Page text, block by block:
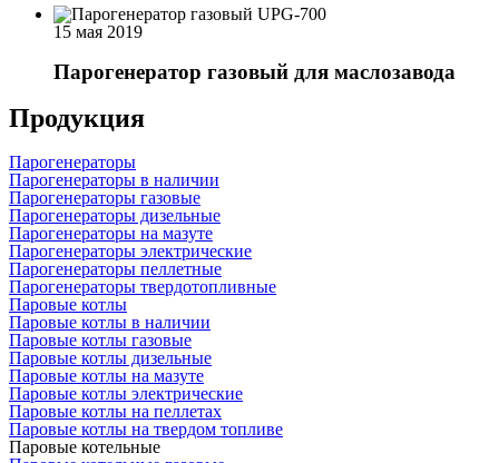
15 мая 2019
Парогенератор газовый для маслозавода
Продукция
Парогенераторы
Парогенераторы в наличии
Парогенераторы газовые
Парогенераторы дизельные
Парогенераторы на мазуте
Парогенераторы электрические
Парогенераторы пеллетные
Парогенераторы твердотопливные
Паровые котлы
Паровые котлы в наличии
Паровые котлы газовые
Паровые котлы дизельные
Паровые котлы на мазуте
Паровые котлы электрические
Паровые котлы на пеллетах
Паровые котлы на твердом топливе
Паровые котельные